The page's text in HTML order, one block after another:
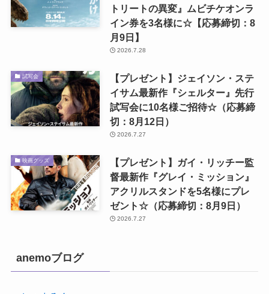
トリートの異変』ムビチケオンラ
イン券を3名様に☆【応募締切：8
月9日】
2026.7.28
試写会
【プレゼント】ジェイソン・ステ
イサム最新作『シェルター』先行
試写会に10名様ご招待☆（応募締
切：8月12日）
2026.7.27
映画グッズ
【プレゼント】ガイ・リッチー監
督最新作『グレイ・ミッション』
アクリルスタンドを5名様にプレ
ゼント☆（応募締切：8月9日）
2026.7.27
anemoブログ